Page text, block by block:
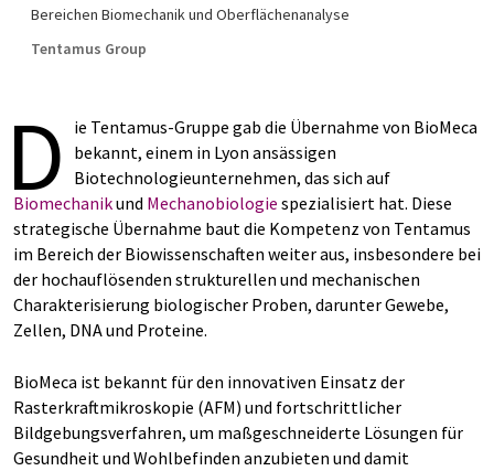
Bereichen Biomechanik und Oberflächenanalyse
Tentamus Group
D
ie Tentamus-Gruppe gab die Übernahme von BioMeca
bekannt, einem in Lyon ansässigen
Biotechnologieunternehmen, das sich auf
Biomechanikund Mechanobiologie spezialisiert hat. Diese
strategische Übernahme baut die Kompetenz von Tentamus
im Bereich der Biowissenschaften weiter aus, insbesondere bei
der hochauflösenden strukturellen und mechanischen
Charakterisierung biologischer Proben, darunter Gewebe,
Zellen, DNA und Proteine.
BioMeca ist bekannt für den innovativen Einsatz der
Rasterkraftmikroskopie (AFM) und fortschrittlicher
Bildgebungsverfahren, um maßgeschneiderte Lösungen für
Gesundheit und Wohlbefinden anzubieten und damit